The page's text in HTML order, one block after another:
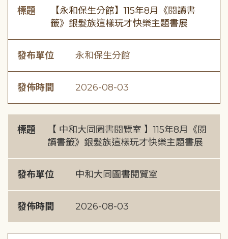
標題
【永和保生分館】115年8月《閱讀書
籤》銀髮族這樣玩才快樂主題書展
發布單位 永和保生分館
發佈時間 2026-08-03
標題
【 中和大同圖書閱覽室 】115年8月《閱
讀書籤》銀髮族這樣玩才快樂主題書展
發布單位 中和大同圖書閱覽室
發佈時間 2026-08-03